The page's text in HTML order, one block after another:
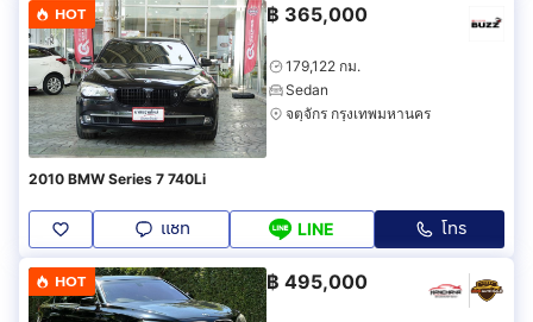
HOT ฿ 365,000
179,122 กม.
Sedan
จตุจักร กรุงเทพมหานคร
2010 BMW Series 7 740Li
แชท LINE โทร
HOT ฿ 495,000